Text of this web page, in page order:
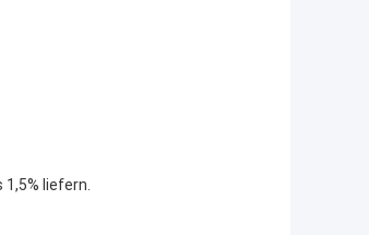
liefern.